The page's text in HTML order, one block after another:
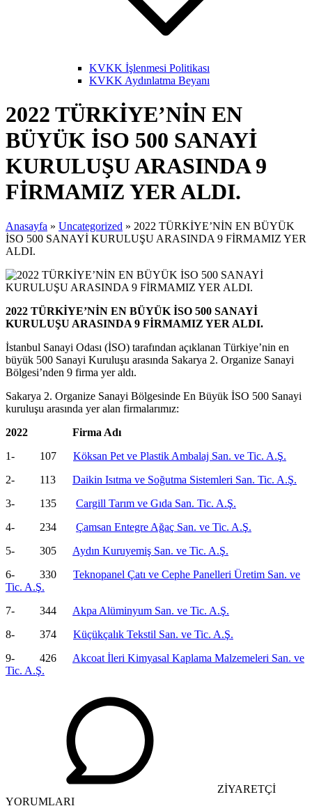
KVKK İşlenmesi Politikası
KVKK Aydınlatma Beyanı
2022 TÜRKİYE’NİN EN
BÜYÜK İSO 500 SANAYİ
KURULUŞU ARASINDA 9
FİRMAMIZ YER ALDI.
Anasayfa » Uncategorized » 2022 TÜRKİYE’NİN EN BÜYÜK
İSO 500 SANAYİ KURULUŞU ARASINDA 9 FİRMAMIZ YER
ALDI.
2022 TÜRKİYE’NİN EN BÜYÜK İSO 500 SANAYİ
KURULUŞU ARASINDA 9 FİRMAMIZ YER ALDI.
İstanbul Sanayi Odası (İSO) tarafından açıklanan Türkiye’nin en
büyük 500 Sanayi Kuruluşu arasında Sakarya 2. Organize Sanayi
Bölgesi’nden 9 firma yer aldı.
Sakarya 2. Organize Sanayi Bölgesinde En Büyük İSO 500 Sanayi
kuruluşu arasında yer alan firmalarımız:
2022 Firma Adı
1- 107 Köksan Pet ve Plastik Ambalaj San. ve Tic. A.Ş.
2- 113 Daikin Isıtma ve Soğutma Sistemleri San. Tic. A.Ş.
3- 135 Cargill Tarım ve Gıda San. Tic. A.Ş.
4- 234 Çamsan Entegre Ağaç San. ve Tic. A.Ş.
5- 305 Aydın Kuruyemiş San. ve Tic. A.Ş.
6- 330 Teknopanel Çatı ve Cephe Panelleri Üretim San. ve
Tic. A.Ş.
7- 344 Akpa Alüminyum San. ve Tic. A.Ş.
8- 374 Küçükçalık Tekstil San. ve Tic. A.Ş.
9- 426 Akcoat İleri Kimyasal Kaplama Malzemeleri San. ve
Tic. A.Ş.
ZİYARETÇİ
YORUMLARI